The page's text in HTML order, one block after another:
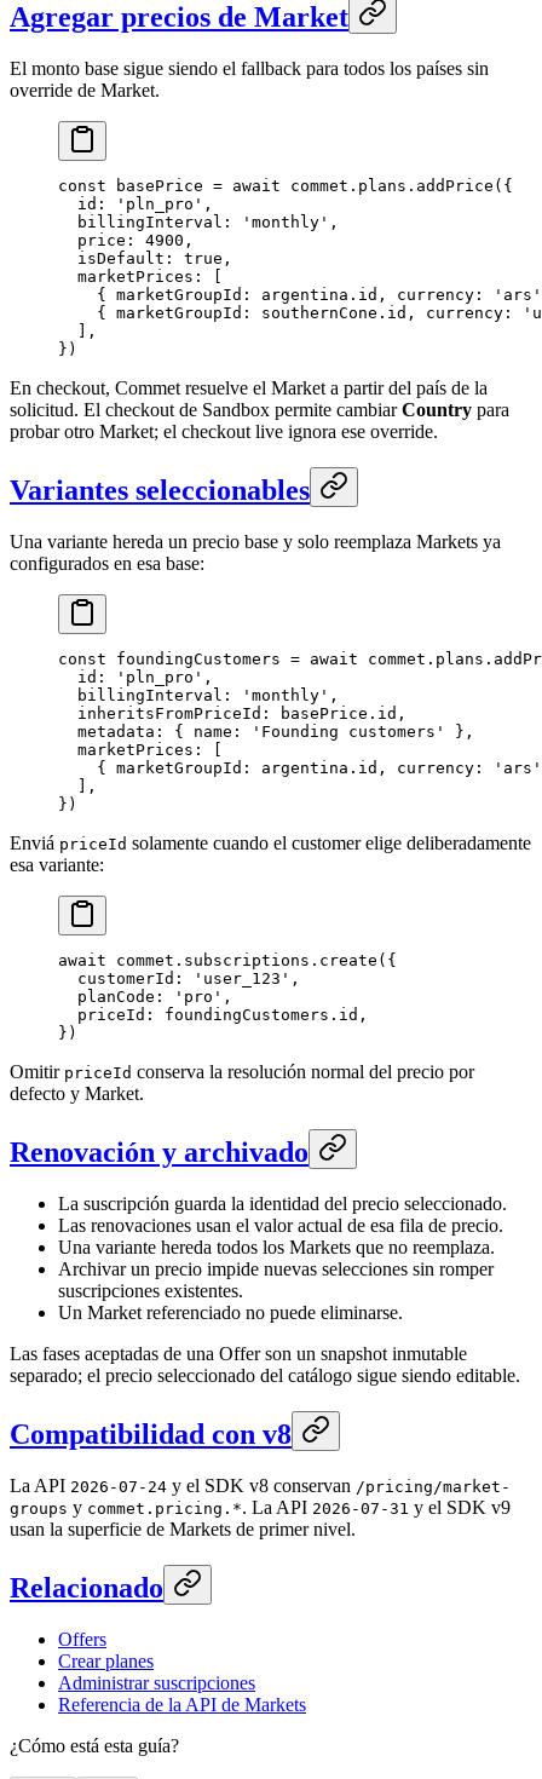
Agregar precios de Market
El monto base sigue siendo el fallback para todos los países sin
override de Market.
const basePrice = await commet.plans. addPrice ({
  id:
'pln_pro' ,
  billingInterval:
'monthly' ,
  price:
4900 ,
  isDefault:
true ,
  marketPrices: [
    { marketGroupId: argentina.id, currency:
'ars'
    { marketGroupId: southernCone.id, currency:
  ],
})
En checkout, Commet resuelve el Market a partir del país de la
solicitud. El checkout de Sandbox permite cambiarCountry para
probar otro Market; el checkout live ignora ese override.
Variantes seleccionables
Una variante hereda un precio base y solo reemplaza Markets ya
configurados en esa base:
const foundingCustomers = await commet.plans.
  id:
'pln_pro' ,
  billingInterval:
'monthly' ,
  inheritsFromPriceId: basePrice.id,
  metadata: { name:
'Founding customers'
},
  marketPrices: [
    { marketGroupId: argentina.id, currency:
'ars'
  ],
})
Enviá priceId solamente cuando el customer elige deliberadamente
esa variante:
await commet.subscriptions. create ({
  customerId:
'user_123' ,
  planCode:
'pro' ,
  priceId: foundingCustomers.id,
})
Omitir priceId conserva la resolución normal del precio por
defecto y Market.
Renovación y archivado
La suscripción guarda la identidad del precio seleccionado.
Las renovaciones usan el valor actual de esa fila de precio.
Una variante hereda todos los Markets que no reemplaza.
Archivar un precio impide nuevas selecciones sin romper
suscripciones existentes.
Un Market referenciado no puede eliminarse.
Las fases aceptadas de una Offer son un snapshot inmutable
separado; el precio seleccionado del catálogo sigue siendo editable.
Compatibilidad con v8
La API 2026-07-24 y el SDK v8 conservan /pricing/market-
groups y commet.pricing.*. La API 2026-07-31 y el SDK v9
usan la superficie de Markets de primer nivel.
Relacionado
Offers
Crear planes
Administrar suscripciones
Referencia de la API de Markets
¿Cómo está esta guía?